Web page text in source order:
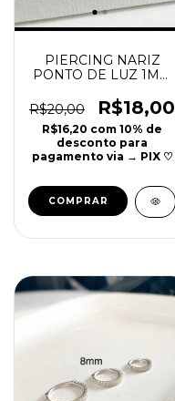
PIERCING NARIZ
PONTO DE LUZ 1MM
R$20,00
R$18,00
R$16,20 com 10% de
desconto para
pagamento via → PIX ♡